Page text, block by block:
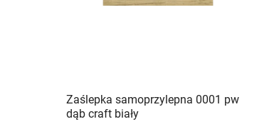
Zaślepka samoprzylepna 0001 pw
dąb craft biały